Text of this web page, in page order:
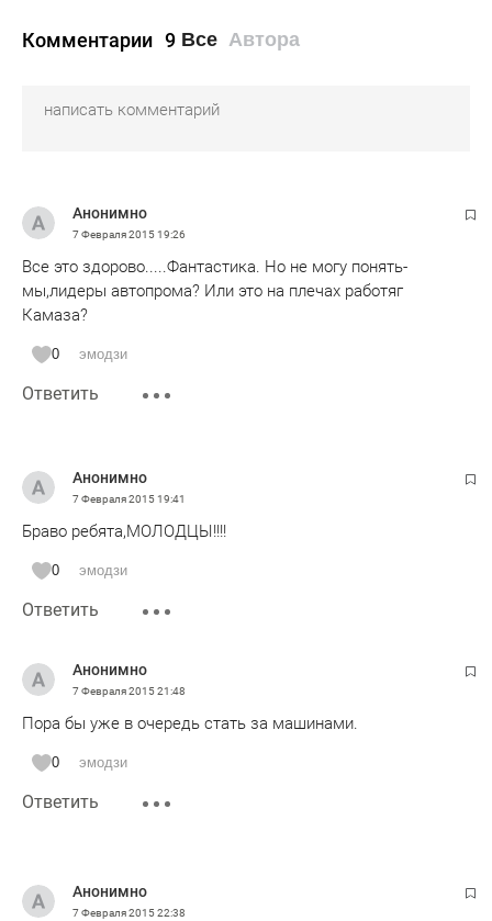
Комментарии 9 Все Автора
Анонимно
7 Февраля 201519:26
Все это здорово.....Фантастика. Но не могу понять-
мы,лидеры автопрома? Или это на плечах работяг
Камаза?
0 эмодзи
Ответить
Анонимно
7 Февраля 201519:41
Браво ребята,МОЛОДЦЫ!!!!
0 эмодзи
Ответить
Анонимно
7 Февраля 201521:48
Пора бы уже в очередь стать за машинами.
0 эмодзи
Ответить
Анонимно
7 Февраля 201522:38